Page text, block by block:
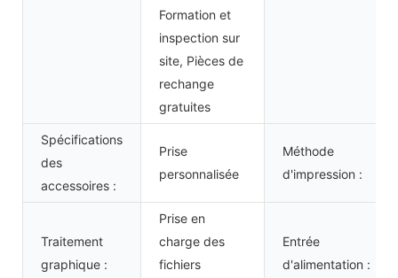
Formation et
inspection sur
site, Pièces de
rechange
gratuites
Spécifications
des
accessoires :
Prise
personnalisée
Méthode
d'impression :
Traitement
graphique :
Prise en
charge des
fichiers
Entrée
d'alimentation :